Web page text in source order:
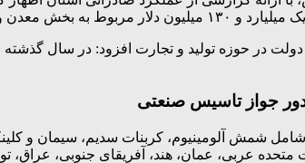
جواز تاسیس صنعتی
شمش آلومینیوم، کربنات سدیم، سیمان و
متحده عربی، عمان، هند، آفریقای جنوبی، عراق،